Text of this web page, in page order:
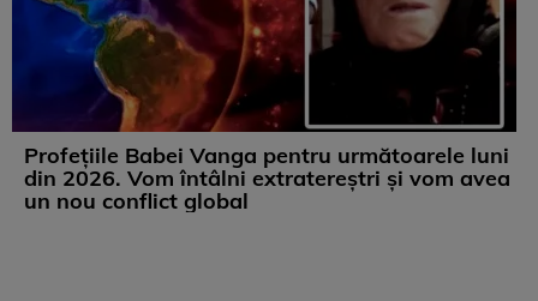
Profețiile Babei Vanga pentru următoarele luni
din 2026. Vom întâlni extratereștri și vom avea
un nou conflict global